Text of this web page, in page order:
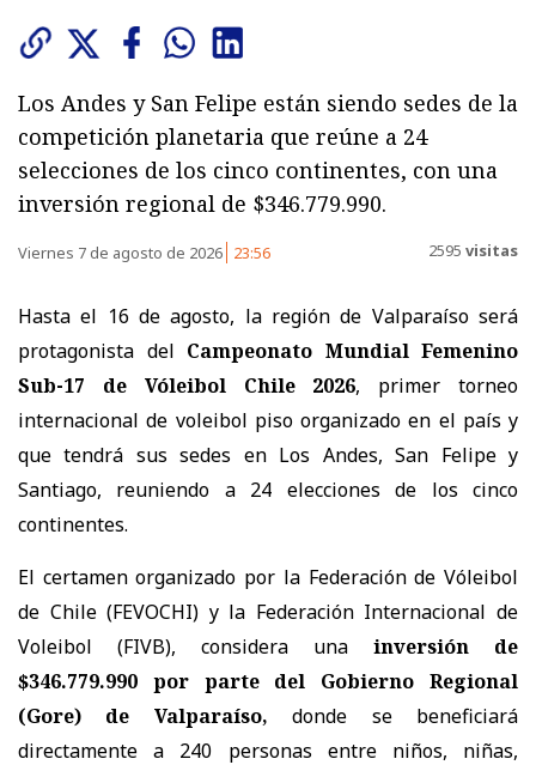
Los Andes y San Felipe están siendo sedes de la
competición planetaria que reúne a 24
selecciones de los cinco continentes, con una
inversión regional de $346.779.990.
Viernes 7 de agosto de 2026 23:56 2595 visitas
Hasta el 16 de agosto, la región de Valparaíso será
protagonista del Campeonato Mundial Femenino
Sub-17 de Vóleibol Chile 2026, primer torneo
internacional de voleibol piso organizado en el país y
que tendrá sus sedes en Los Andes, San Felipe y
Santiago, reuniendo a 24 elecciones de los cinco
continentes.
El certamen organizado por la Federación de Vóleibol
de Chile (FEVOCHI) y la Federación Internacional de
Voleibol (FIVB), considera una
inversión de
$346.779.990 por parte del Gobierno Regional
(Gore) de Valparaíso,
donde se beneficiará
directamente a 240 personas entre niños, niñas,